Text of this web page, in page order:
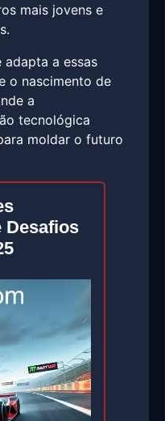
mais jovens e
adapta a essas
o nascimento de
a
tecnológica
moldar o futuro
Desafios